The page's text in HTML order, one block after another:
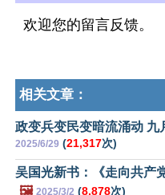
欢迎您的留言反馈。
相关文章：
政变兵变民变暗流涌动 九
2025/6/29 (21,317次)
吴国光新书：《走向共产
🖼️ 2025/3/2 (8,878次)